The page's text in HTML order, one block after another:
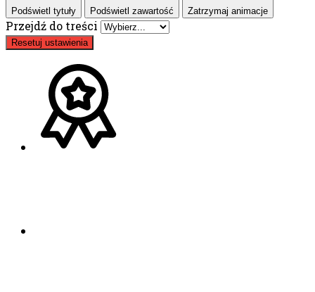
Podświetl tytuły Podświetl zawartość Zatrzymaj animacje
Przejdź do treści
Resetuj ustawienia